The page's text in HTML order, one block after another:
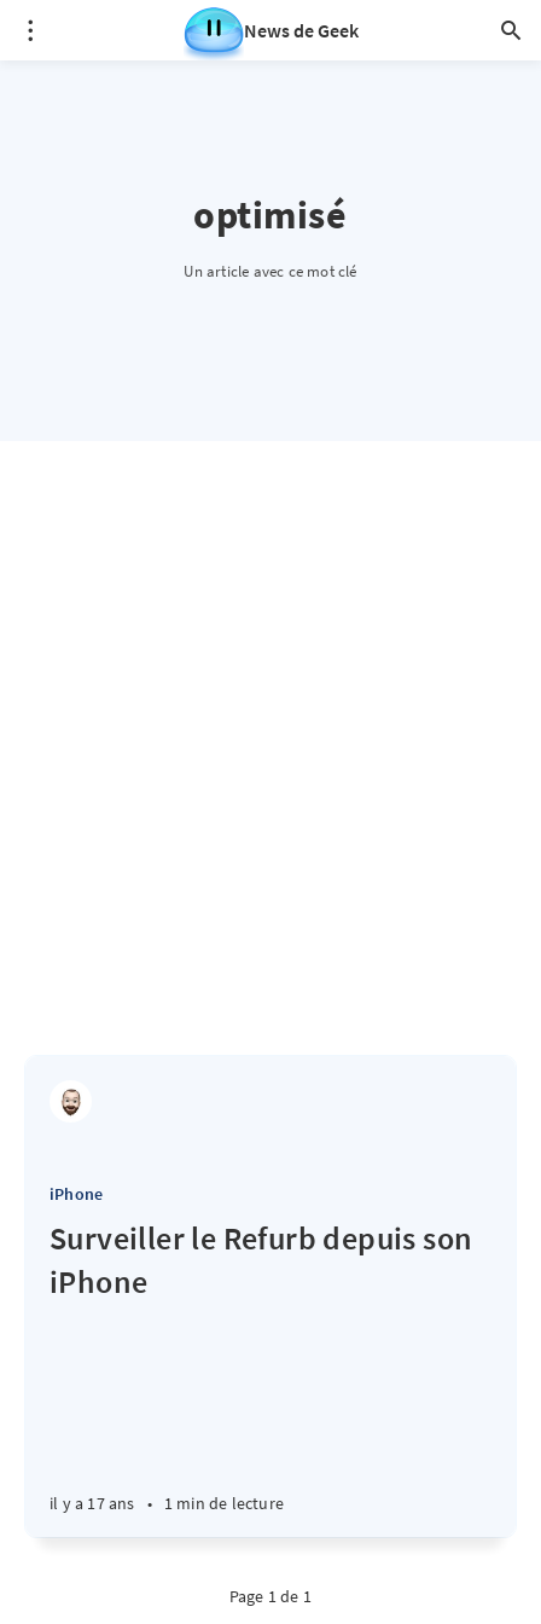
News de Geek
optimisé
Un article avec ce mot clé
iPhone
Surveiller le Refurb depuis son
iPhone
il y a 17 ans • 1 min de lecture
Page 1 de 1